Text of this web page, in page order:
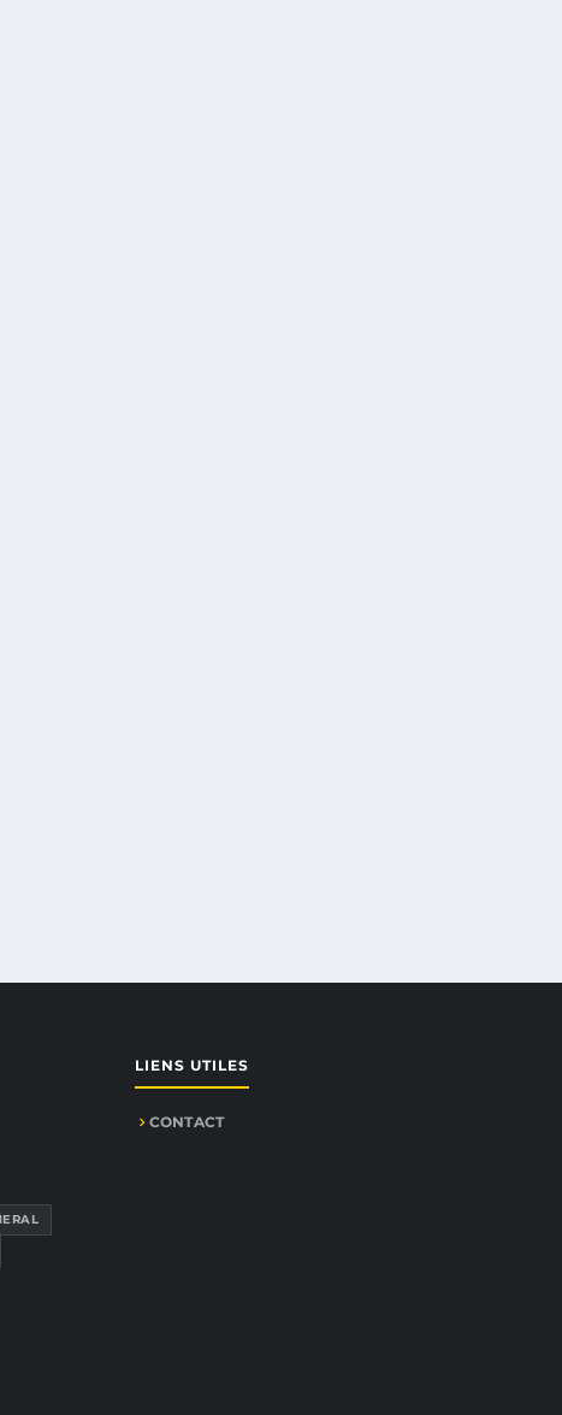
LIENS UTILES
CONTACT